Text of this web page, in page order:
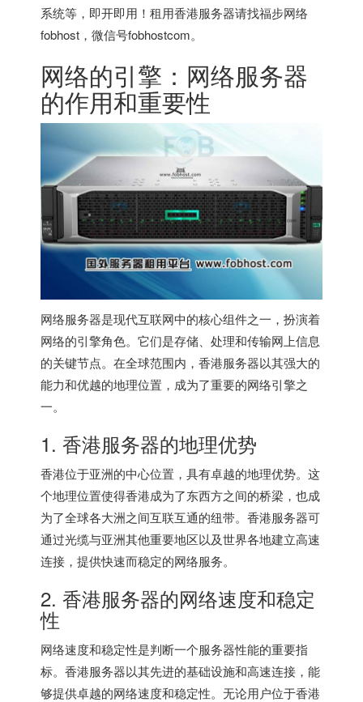
系统等，即开即用！租用香港服务器请找福步网络
fobhost，微信号fobhostcom。
网络的引擎：网络服务器
的作用和重要性
网络服务器是现代互联网中的核心组件之一，扮演着
网络的引擎角色。它们是存储、处理和传输网上信息
的关键节点。在全球范围内， 香港服务器以其强大的
能力和优越的地理位置，成为了重要的网络引擎之
一。
1. 香港服务器的地理优势
香港位于亚洲的中心位置，具有卓越的地理优势。这
个地理位置使得香港成为了东西方之间的桥梁，也成
为了全球各大洲之间互联互通的纽带。 香港服务器可
通过光缆与亚洲其他重要地区以及世界各地建立高速
连接，提供快速而稳定的网络服务。
2. 香港服务器的网络速度和稳定
性
网络速度和稳定性是判断一个服务器性能的重要指
标。香港服务器以其先进的基础设施和高速连接，能
够提供卓越的网络速度和稳定性。无论用户位于香港